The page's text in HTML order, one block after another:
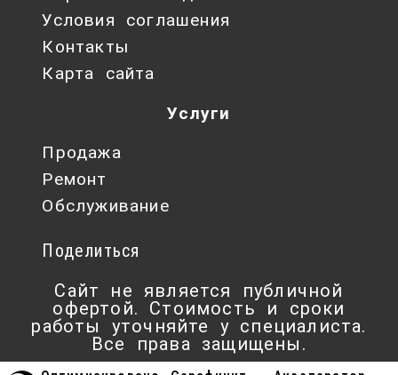
Условия соглашения
Контакты
Карта сайта
Услуги
Продажа
Ремонт
Обслуживание
Поделиться
Сайт не является публичной
офертой. Стоимость и сроки
работы уточняйте у специалиста.
Все права защищены.